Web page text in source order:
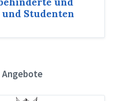
Studenten
Angebote